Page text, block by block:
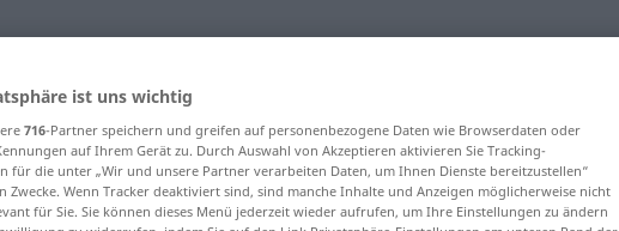
für "Auslese"
ist uns wichtig
716-Partner speichern und greifen auf personenbezogene Daten wie Browserdaten oder
auf Ihrem Gerät zu. Durch Auswahl von Akzeptieren aktivieren Sie Tracking-
für die unter „Wir und unsere Partner verarbeiten Daten, um Ihnen Dienste bereitzustellen“
Zwecke. Wenn Tracker deaktiviert sind, sind manche Inhalte und Anzeigen möglicherweise nicht
für Sie. Sie können dieses Menü jederzeit wieder aufrufen, um Ihre Einstellungen zu ändern